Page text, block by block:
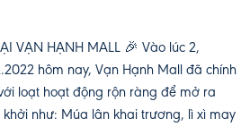
VẠN HẠNH MALL 🎉 Vào lúc 2,
hôm nay, Vạn Hạnh Mall đã chính
loạt hoạt động rộn ràng để mở ra
như: Múa lân khai trương, lì xì may